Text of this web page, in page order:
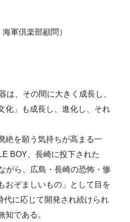
軍倶楽部顧問）
、その間に大きく成長し、
化」も成長し、進化し、それ
絶を願う気持ちが高まる一
BOY、長崎に投下された
がら、広島・長崎の恐怖・惨
おぞましいもの」として目を
代に応じて開発され続けられ
である。